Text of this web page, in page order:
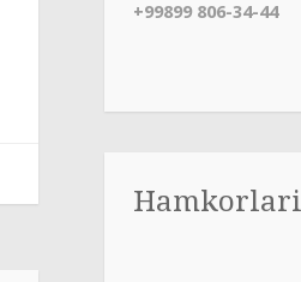
+99899 806-34-44